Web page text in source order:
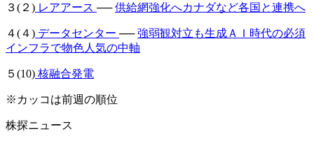
３(２) レアアース ──供給網強化へカナダなど各国と連携へ
４(４) データセンター ──強弱観対立も生成ＡＩ時代の必須
インフラで物色人気の中軸
５(10) 核融合発電
※カッコは前週の順位
株探ニュース